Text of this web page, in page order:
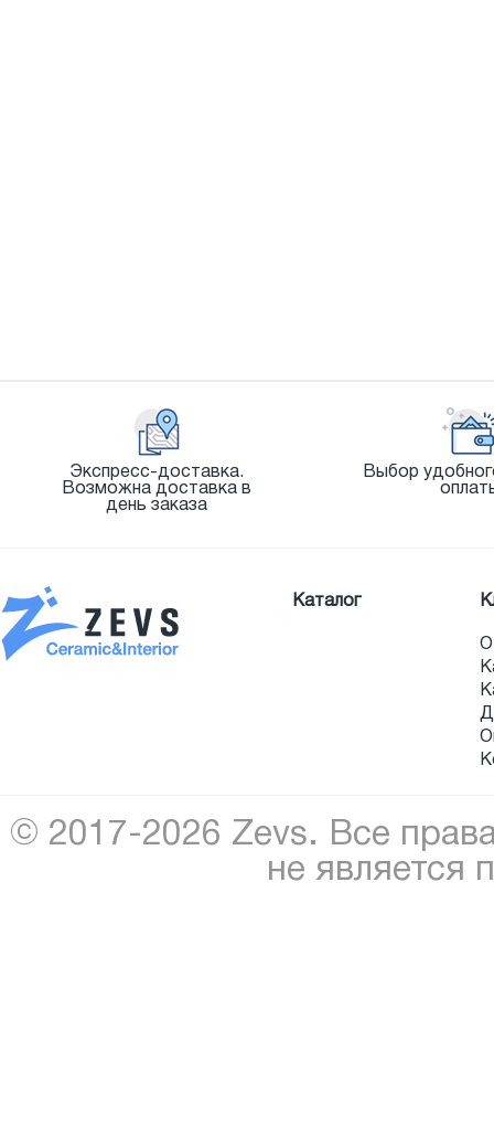
Экспресс-доставка.
Возможна доставка в
день заказа
Выбор
Каталог
О
© 2017-2026 Zevs. Все
не является